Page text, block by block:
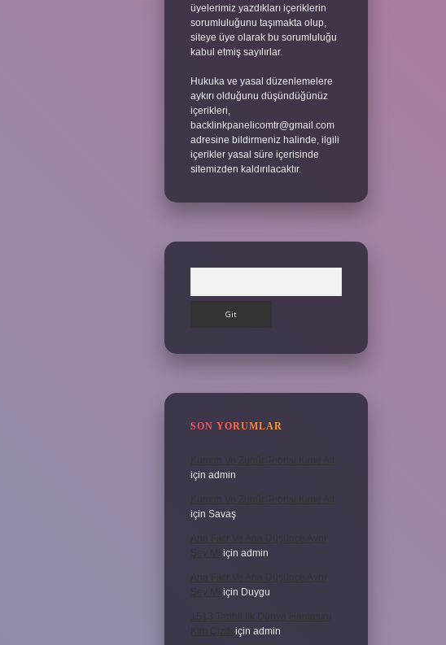
üyelerimiz yazdıkları içeriklerin
sorumluluğunu taşımakta olup,
siteye üye olarak bu sorumluluğu
kabul etmiş sayılırlar.
Hukuka ve yasal düzenlemelere
aykırı olduğunu düşündüğünüz
içerikleri,
backlinkpanelicomtr@gmail.com
adresine bildirmeniz halinde, ilgili
içerikler yasal süre içerisinde
sitemizden kaldırılacaktır.
SON YORUMLAR
Kumun Ve Zuhûr Teorisi Kime Ait
için admin
Kumun Ve Zuhûr Teorisi Kime Ait
için Savaş
Ana Fikir Ve Ana Düşünce Aynı
Şey Mi için admin
Ana Fikir Ve Ana Düşünce Aynı
Şey Mi için Duygu
1513 Tarihli Ilk Dünya Haritasını
Kim Çizdi
için admin